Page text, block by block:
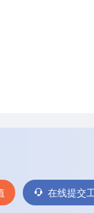
在线提交